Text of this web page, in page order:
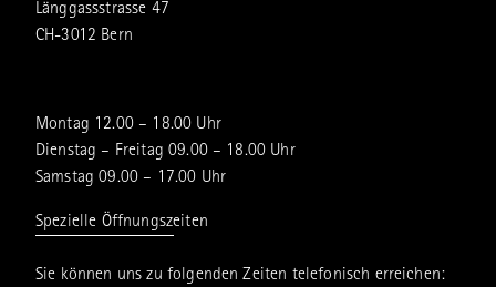
Länggassstrasse 47
CH-3012 Bern
Montag 12.00 – 18.00 Uhr
Dienstag – Freitag 09.00 – 18.00 Uhr
Samstag 09.00 – 17.00 Uhr
Spezielle Öffnungszeiten
Sie können uns zu folgenden Zeiten telefonisch erreichen: